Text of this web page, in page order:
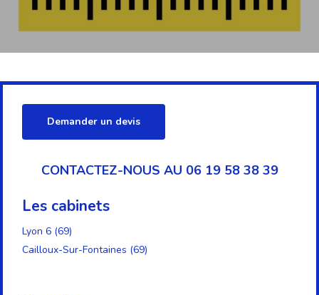
Demander un devis
CONTACTEZ-NOUS AU 06 19 58 38 39
Les cabinets
Lyon 6 (69)
Cailloux-Sur-Fontaines (69)